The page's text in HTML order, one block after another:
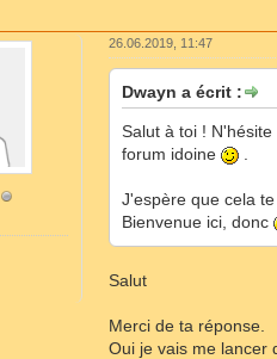
26.06.2019, 11:47
Dwayn a écrit :
Salut à toi ! N'hésite
forum idoine
J'espère que cela
Bienvenue ici, donc
Salut
Merci de ta réponse.
Oui je vais me lancer